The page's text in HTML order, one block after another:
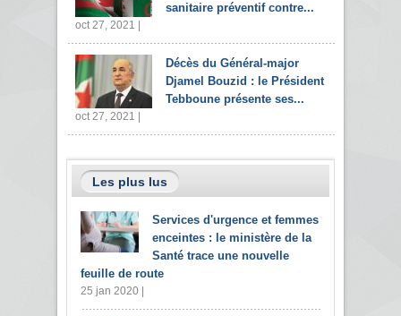
sanitaire préventif contre...
oct 27, 2021 |
Décès du Général-major
Djamel Bouzid : le Président
Tebboune présente ses...
oct 27, 2021 |
Les plus lus
Services d'urgence et femmes
enceintes : le ministère de la
Santé trace une nouvelle
feuille de route
25 jan 2020 |